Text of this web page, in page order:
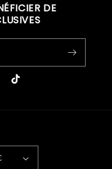
DE
TikTok
€